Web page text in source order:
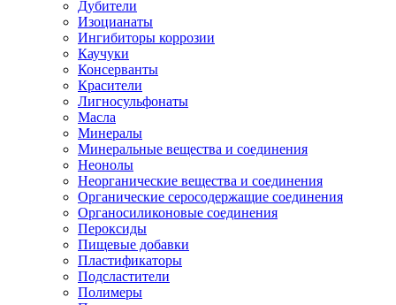
Дубители
Изоцианаты
Ингибиторы коррозии
Каучуки
Консерванты
Красители
Лигносульфонаты
Масла
Минералы
Минеральные вещества и соединения
Неонолы
Неорганические вещества и соединения
Органические серосодержащие соединения
Органосиликоновые соединения
Пероксиды
Пищевые добавки
Пластификаторы
Подсластители
Полимеры